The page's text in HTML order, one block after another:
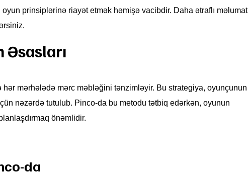
prinsiplərinə riayət etmək həmişə vacibdir. Daha ətraflı məlumat
Əsasları
mərhələdə mərc məbləğini tənzimləyir. Bu strategiya, oyunçunun
nəzərdə tutulub. Pinco-da bu metodu tətbiq edərkən, oyunun
önəmlidir.
da